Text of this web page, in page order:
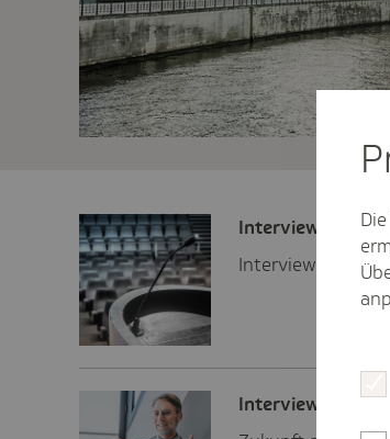
Inter­view
Interview mit
Inter­view